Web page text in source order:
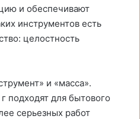
и обеспечивают
инструментов есть
целостность
и «масса».
подходят для бытового
серьезных работ